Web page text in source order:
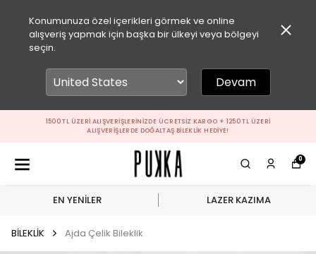
Konumunuza özel içerikleri görmek ve online
alışveriş yapmak için başka bir ülkeyi veya bölgeyi
seçin.
Devam
1500 TL ÜZERI ALIŞVERIŞLERINIZDE ÜCRETSIZ KARGO + 1250 TL ÜZERI
ALIŞVERIŞLERDE DOĞALTAŞ BILEKLIK HEDIYE!
0
EN YENİLER LAZER KAZIMA
BİLEKLİK Ajda Çelik Bileklik